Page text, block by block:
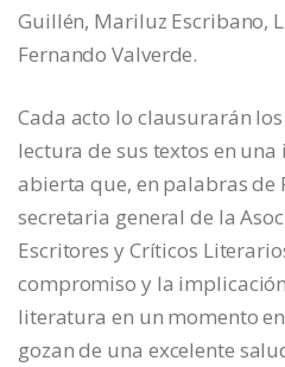
Guillén, Mariluz Escribano,
Fernando Valverde.
Cada acto lo clausurarán
lectura de sus textos en
abierta que, en palabras de
secretaria general de la
Escritores y Críticos
compromiso y la
literatura en un momento
gozan de una excelente